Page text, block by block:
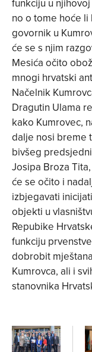
funkciju u
no o tome hoće li
govornik u
će se s njim
Mesića očito
mnogi hrvatski
Načelnik
Dragutin Ulama
kako Kumrovec,
dalje nosi breme
bivšeg
Josipa Broza
će se očito i
izbjegavati
objekti u
Repubike
funkciju
dobrobit mještana
Kumrovca, ali i
stanovnika